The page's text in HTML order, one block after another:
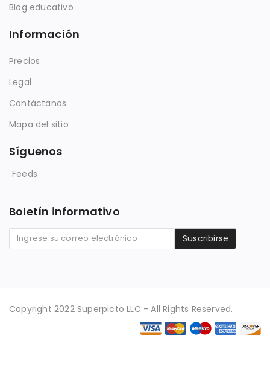
Blog educativo
Información
Precios
Legal
Contáctanos
Mapa del sitio
Síguenos
Feeds
Boletín informativo
Suscribirse
Copyright 2022 Superpicto LLC - All Rights Reserved.